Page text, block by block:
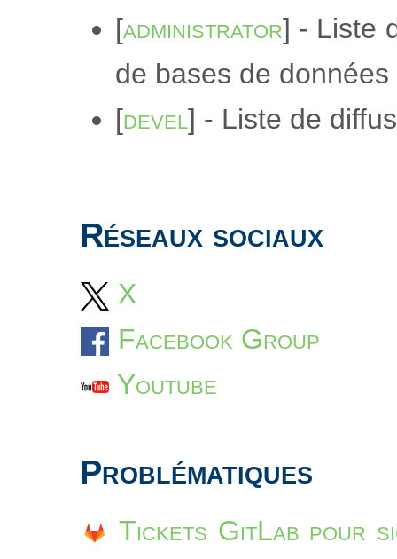
[administrator] - Liste
de bases de
[devel] - Liste de
Réseaux sociaux
X
Facebook Group
Youtube
Problématiques
Tickets GitLab pour